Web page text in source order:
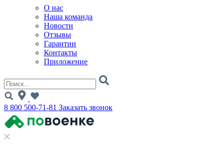
О нас
Наша команда
Новости
Отзывы
Гарантии
Контакты
Приложение
8 800 500-71-81 Заказать звонок